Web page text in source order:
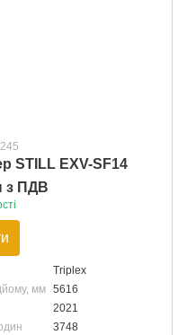
STILL EXV-SF14
з ПДВ
Triplex
мм 5616
2021
3748